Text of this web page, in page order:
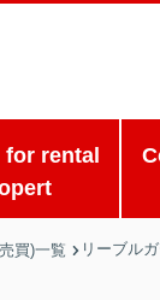
rental
買)一覧 リーブル